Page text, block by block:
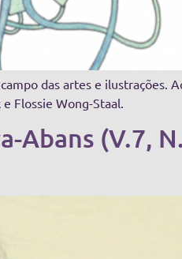
das artes e ilustrações.
Flossie Wong-Staal.
Abans (V.7,